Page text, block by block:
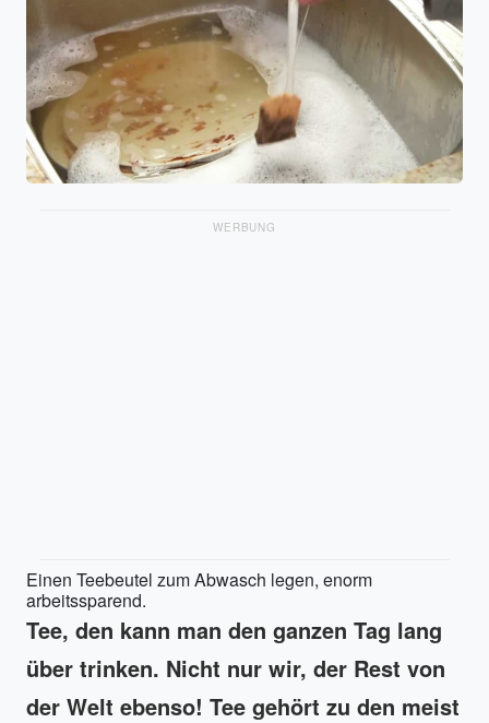
WERBUNG
Einen Teebeutel zum Abwasch legen, enorm
arbeitssparend.
Tee, den kann man den ganzen Tag lang
über trinken. Nicht nur wir, der Rest von
der Welt ebenso! Tee gehört zu den meist